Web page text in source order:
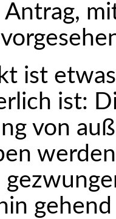
ist
ist:
von